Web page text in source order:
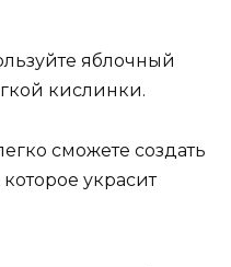
яблочный
кислинки.
сможете создать
украсит